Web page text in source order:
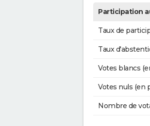
Participation
Taux de
Taux
Votes blancs
Votes nuls (en
Nombre de